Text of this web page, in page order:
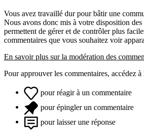
Vous avez travaillé dur pour bâtir une
Nous avons donc mis à votre disposition des
permettent de gérer et de contrôler plus
commentaires que vous souhaitez voir
En savoir plus sur la modération des
Pour approuver les commentaires, accédez à
pour réagir à un commentaire
pour épingler un commentaire
pour laisser une réponse